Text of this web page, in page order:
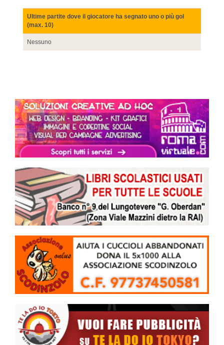
Ultime partite dove il giocatore ha segnato uno o più gol
(max. 10)
Nessuno